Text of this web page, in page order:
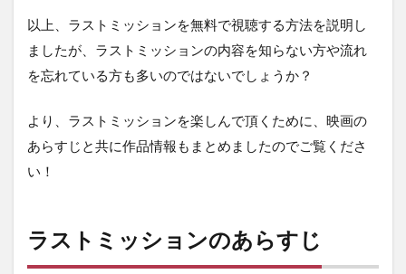
以上、ラストミッションを無料で視聴する方法を説明し
ましたが、ラストミッションの内容を知らない方や流れ
を忘れている方も多いのではないでしょうか？
より、ラストミッションを楽しんで頂くために、映画の
あらすじと共に作品情報もまとめましたのでご覧くださ
い！
ラストミッションのあらすじ